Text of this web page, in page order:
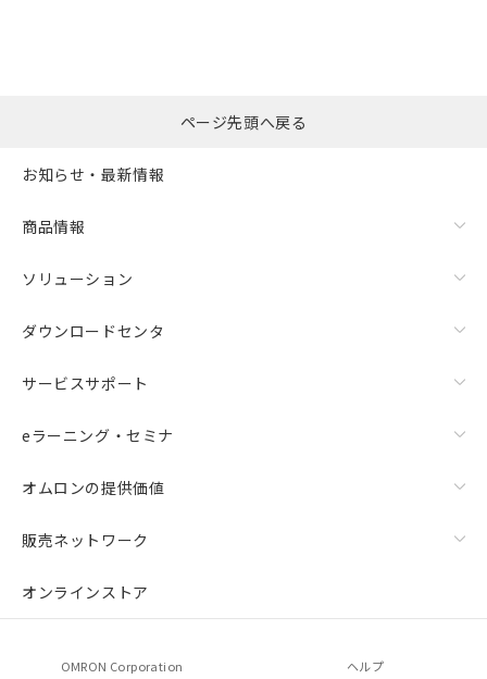
ページ先頭へ戻る
お知らせ・最新情報
商品情報
ソリューション
ダウンロードセンタ
サービスサポート
eラーニング・セミナ
オムロンの提供価値
販売ネットワーク
オンラインストア
OMRON Corporation ヘルプ